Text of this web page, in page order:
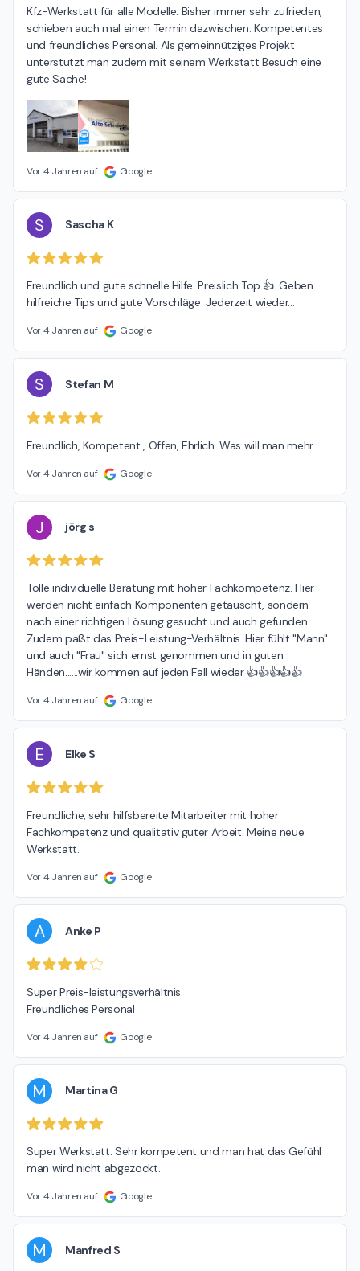
Kfz-Werkstatt für alle Modelle. Bisher immer sehr zufrieden,
schieben auch mal einen Termin dazwischen. Kompetentes
und freundliches Personal. Als gemeinnütziges Projekt
unterstützt man zudem mit seinem Werkstatt Besuch eine
gute Sache!
Vor 4 Jahren auf Google
S Sascha K
Freundlich und gute schnelle Hilfe. Preislich Top 👍. Geben
hilfreiche Tips und gute Vorschläge. Jederzeit wieder...
Vor 4 Jahren auf Google
S Stefan M
Freundlich, Kompetent , Offen, Ehrlich. Was will man mehr.
Vor 4 Jahren auf Google
J jörg s
Tolle individuelle Beratung mit hoher Fachkompetenz. Hier
werden nicht einfach Komponenten getauscht, sondern
nach einer richtigen Lösung gesucht und auch gefunden.
Zudem paßt das Preis-Leistung-Verhältnis. Hier fühlt "Mann"
und auch "Frau" sich ernst genommen und in guten
Händen......wir kommen auf jeden Fall wieder 👍👍👍👍👍
Vor 4 Jahren auf Google
E Elke S
Freundliche, sehr hilfsbereite Mitarbeiter mit hoher
Fachkompetenz und qualitativ guter Arbeit. Meine neue
Werkstatt.
Vor 4 Jahren auf Google
A Anke P
Super Preis-leistungsverhältnis.
Freundliches Personal
Vor 4 Jahren auf Google
M Martina G
Super Werkstatt. Sehr kompetent und man hat das Gefühl
man wird nicht abgezockt.
Vor 4 Jahren auf Google
M Manfred S